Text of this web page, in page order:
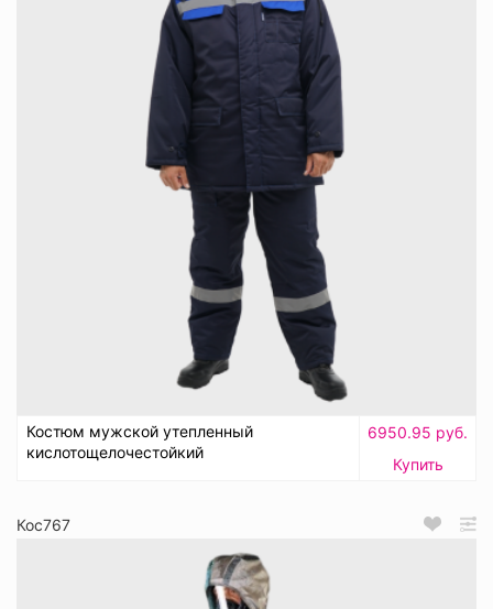
Костюм мужской утепленный
кислотощелочестойкий
6950.95 руб.
Купить
Кос767